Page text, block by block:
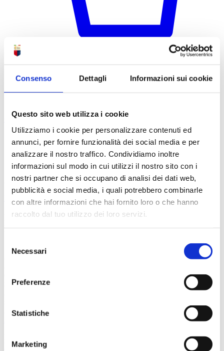
Consenso Dettagli Informazioni sui cookie
Questo sito web utilizza i cookie
Utilizziamo i cookie per personalizzare contenuti ed
annunci, per fornire funzionalità dei social media e per
analizzare il nostro traffico. Condividiamo inoltre
informazioni sul modo in cui utilizzi il nostro sito con i
nostri partner che si occupano di analisi dei dati web,
pubblicità e social media, i quali potrebbero combinarle
con altre informazioni che hai fornito loro o che hanno
raccolto dal tuo utilizzo dei loro servizi.
delNecessari
Preferenze
Statistiche
Marketing
Carrello
30/03/2024
Mezzogiorno calcistico per il Genoa Women a San
Marino
Sabato 30 marzo alle ore 12,00 le Grifonesse giocheranno ad
Acquaviva nella Repubblica di San Marino contro la San Marino
contro le squadre del piccolo stato sul Monte Titano, dove la squadra
maschile vinse 2-1 a Serravalle nel 2005 (e poi al ritorno a Genova
3-2 nel 2006) e quella femminile 4-1 a San Marino nel 2023 (anno
2-1 e 3-0).Tutti i precedenti tra il Genoa Women e la San Marino
Via al Porto Antico 4 | 16128 Genova